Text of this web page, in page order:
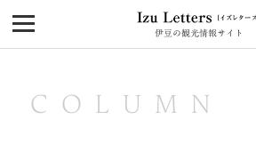
伊豆の観光情報サイト
MENU
NEWS
COLUMN